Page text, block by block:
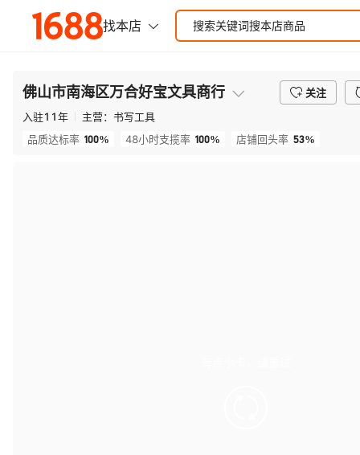
佛山市南海区万合好宝文具商行
关注
入驻11年 主营： 书写工具
品质达标率 100% 48小时支揽率 100% 店铺回头率 53%